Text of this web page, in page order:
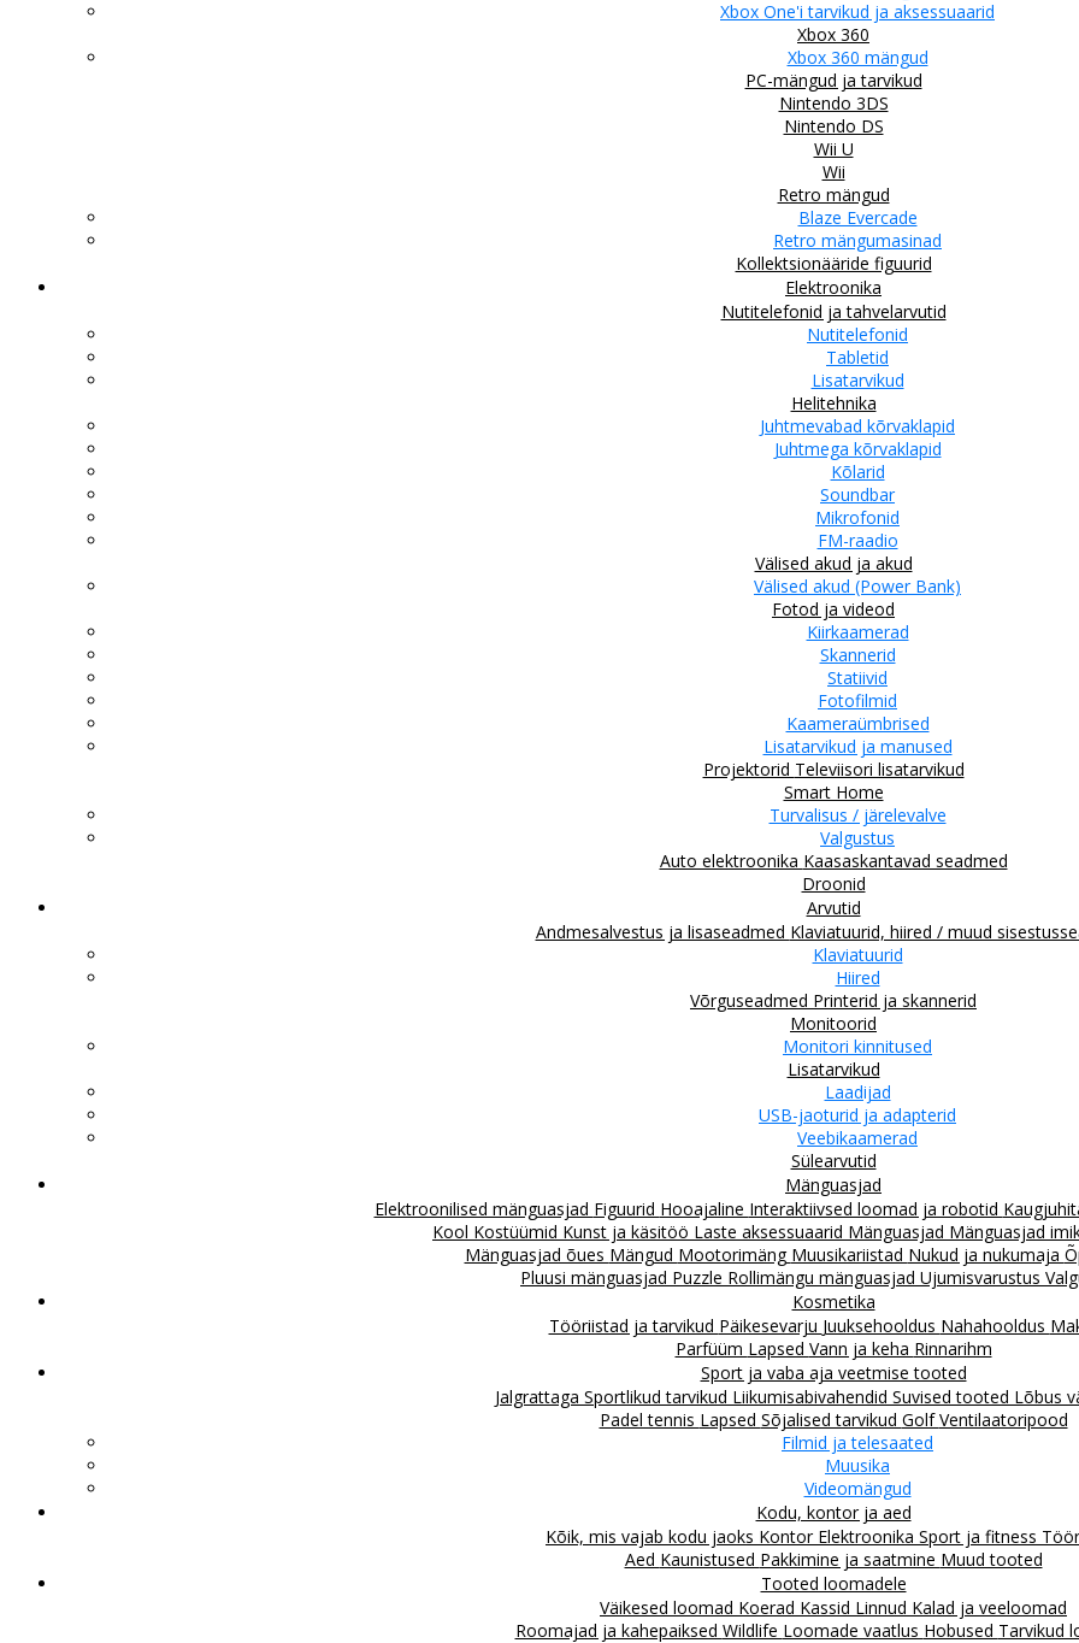
Xbox One'i tarvikud ja aksessuaarid
Xbox 360
Xbox 360 mängud
PC-mängud ja tarvikud
Nintendo 3DS
Nintendo DS
Wii U
Wii
Retro mängud
Blaze Evercade
Retro mängumasinad
Kollektsionääride figuurid
Elektroonika
Nutitelefonid ja tahvelarvutid
Nutitelefonid
Tabletid
Lisatarvikud
Helitehnika
Juhtmevabad kõrvaklapid
Juhtmega kõrvaklapid
Kõlarid
Soundbar
Mikrofonid
FM-raadio
Välised akud ja akud
Välised akud (Power Bank)
Fotod ja videod
Kiirkaamerad
Skannerid
Statiivid
Fotofilmid
Kaameraümbrised
Lisatarvikud ja manused
Projektorid Televiisori lisatarvikud
Smart Home
Turvalisus / järelevalve
Valgustus
Auto elektroonika Kaasaskantavad seadmed
Droonid
Arvutid
Andmesalvestus ja lisaseadmed Klaviatuurid, hiired / muud
Klaviatuurid
Hiired
Võrguseadmed Printerid ja skannerid
Monitoorid
Monitori kinnitused
Lisatarvikud
Laadijad
USB-jaoturid ja adapterid
Veebikaamerad
Sülearvutid
Mänguasjad
Elektroonilised mänguasjad Figuurid Hooajaline Interaktiivsed loomad ja robotid
Kool Kostüümid Kunst ja käsitöö Laste aksessuaarid Mänguasjad Mänguasjad
Mänguasjad õues Mängud Mootorimäng Muusikariistad Nukud ja nukumaja
Pluusi mänguasjad Puzzle Rollimängu mänguasjad Ujumisvarustus
Kosmetika
Tööriistad ja tarvikud Päikesevarju Juuksehooldus Nahahooldus
Parfüüm Lapsed Vann ja keha Rinnarihm
Sport ja vaba aja veetmise tooted
Jalgrattaga Sportlikud tarvikud Liikumisabivahendid Suvised tooted Lõbus
Padel tennis Lapsed Sõjalised tarvikud GolfVentilaatoripood
Filmid ja telesaated
Muusika
Videomängud
Kodu, kontor ja aed
Kõik, mis vajab kodu jaoks Kontor Elektroonika Sport ja fitness
Aed Kaunistused Pakkimine ja saatmine Muud tooted
Tooted loomadele
Väikesed loomad Koerad Kassid Linnud Kalad ja veeloomad
Roomajad ja kahepaiksed Wildlife Loomade vaatlus Hobused Tarvikud